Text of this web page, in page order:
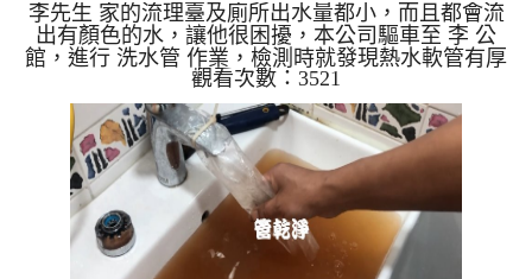
水管
李先生 家的流理臺及廁所出水量都小，而且都會流
出有顏色的水，讓他很困擾，本公司驅車至 李 公
館，進行 洗水管 作業，檢測時就發現熱水軟管有厚
厚的碳酸鈣，本公司架起 高周波水管清洗機，灌
入 檸檬酸水 至管路裡面，等了約15分，開啟 水管清
洗機 ，啟動 脈衝 模式，一開始就洗出棕色髒水，越
洗就越髒，後面變成了超濃郁棕色咖啡液，像是湧泉
一般，如下圖片影片，過程中管路不時堵塞，改用特
殊工法處理，兩個多小時後， 出水量變大了，李先
生能正常用水了!! 如是自來水，如水管老化，會產生
鐵鏽跟泥沙堆積，洗出...
觀看次數：3521